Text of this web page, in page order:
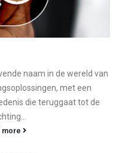
naam in de wereld van
met een
die teruggaat tot de
more